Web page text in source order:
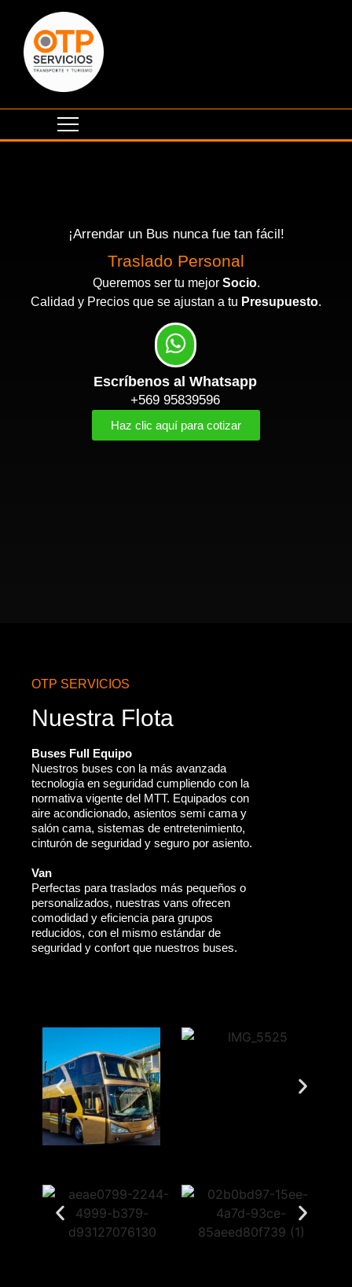
¡Arrendar un Bus nunca fue tan fácil!
Traslado Personal
Eventos Corporativos
Queremos ser tu mejor Socio.
Calidad y Precios que se ajustan a tu Presupuesto.
Escríbenos al Whatsapp
+569 95839596
Haz clic aquí para cotizar
OTP SERVICIOS
Nuestra Flota
Buses Full Equipo
Nuestros buses con la más avanzada
tecnología en seguridad cumpliendo con la
normativa vigente del MTT. Equipados con
aire acondicionado, asientos semi cama y
salón cama, sistemas de entretenimiento,
cinturón de seguridad y seguro por asiento.
Van
Perfectas para traslados más pequeños o
personalizados, nuestras vans ofrecen
comodidad y eficiencia para grupos
reducidos, con el mismo estándar de
seguridad y confort que nuestros buses.